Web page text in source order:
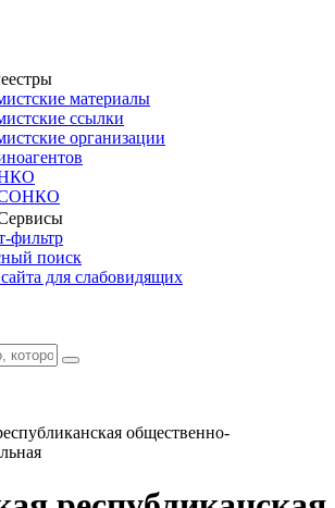
материалы
ссылки
организации
НКО
СОНКО
фильтр
поиск
для слабовидящих
общественно-